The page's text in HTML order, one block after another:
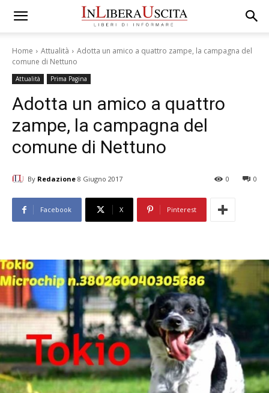
Home Attualità
Adotta un amico a quattro zampe, la campagna del
comune di Nettuno
Attualità Prima Pagina
Adotta un amico a quattro
zampe, la campagna del
comune di Nettuno
By Redazione 8 Giugno 2017 0
0
Facebook X Pinterest